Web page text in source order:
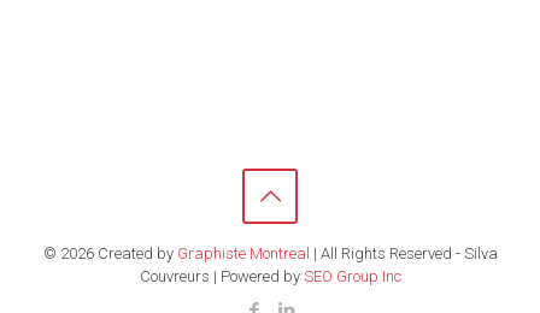
© 2026 Created by Graphiste Montreal | All Rights Reserved - Silva
Couvreurs | Powered by SEO Group Inc